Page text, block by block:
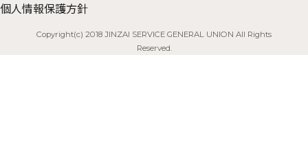
個人情報保護方針
Copyright(c) 2018 JINZAI SERVICE GENERAL UNION All Rights
Reserved.